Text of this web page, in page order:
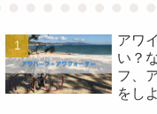
アワ
い？
フ、
をし